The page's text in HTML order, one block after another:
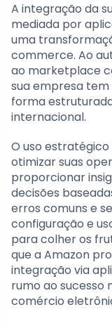
A integração da
mediada por
uma
commerce. Ao
ao marketplace
sua empresa
forma
internacional.
O uso
otimizar suas
proporcionar
decisões
erros comuns e
configuração e
para colher os
que a Amazon
integração via
rumo ao
comércio